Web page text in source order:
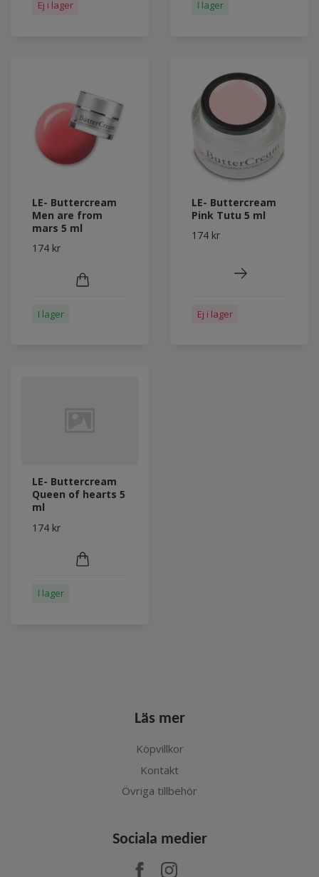
Ej i lager I lager
LE- Buttercream
Men are from
mars 5 ml
174 kr
I lager
LE- Buttercream
Pink Tutu 5 ml
174 kr
Ej i lager
LE- Buttercream
Queen of hearts 5
ml
174 kr
I lager
Läs mer
Köpvillkor
Kontakt
Övriga tillbehör
Sociala medier